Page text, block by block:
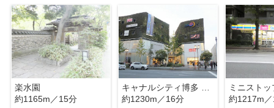
楽水園
約1165m／15分
約1230m／16分
約1217m